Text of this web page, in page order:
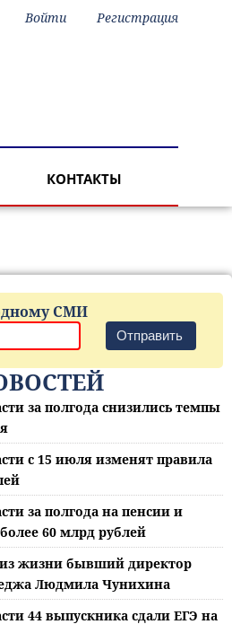
Войти Регистрация
КОНТАКТЫ
СМИ
Отправить
за полгода снизились темпы
с 15 июля изменят правила
за полгода на пенсии и
60 млрд рублей
жизни бывший директор
Людмила Чунихина
44 выпускника сдали ЕГЭ на